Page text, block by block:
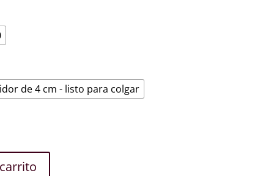
de 4 cm - listo para colgar